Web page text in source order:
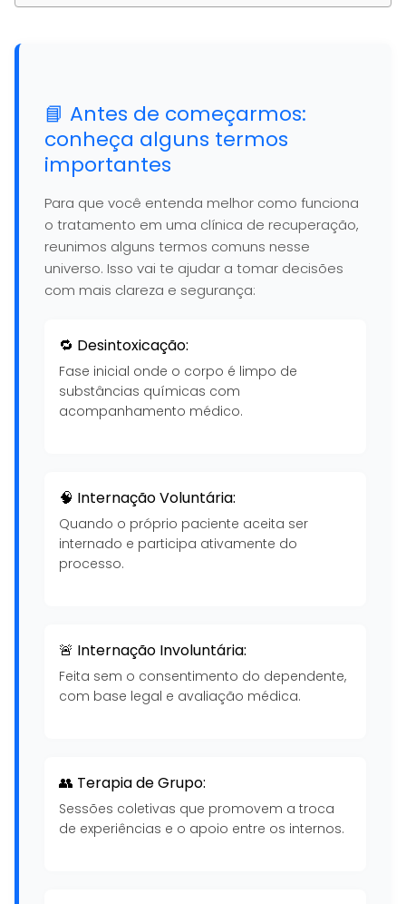
📘 Antes de começarmos:
conheça alguns termos
importantes
Para que você entenda melhor como funciona
o tratamento em uma clínica de recuperação,
reunimos alguns termos comuns nesse
universo. Isso vai te ajudar a tomar decisões
com mais clareza e segurança:
🔁 Desintoxicação:
Fase inicial onde o corpo é limpo de
substâncias químicas com
acompanhamento médico.
🧠 Internação Voluntária:
Quando o próprio paciente aceita ser
internado e participa ativamente do
processo.
🚨 Internação Involuntária:
Feita sem o consentimento do dependente,
com base legal e avaliação médica.
👥 Terapia de Grupo:
Sessões coletivas que promovem a troca
de experiências e o apoio entre os internos.